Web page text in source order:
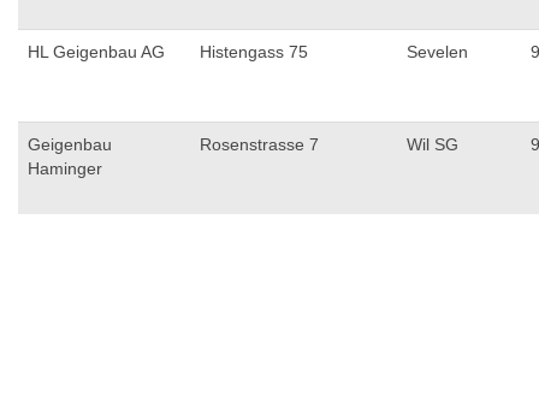
HL Geigenbau AG Histengass 75 Sevelen
Geigenbau
Haminger
Rosenstrasse 7 Wil SG